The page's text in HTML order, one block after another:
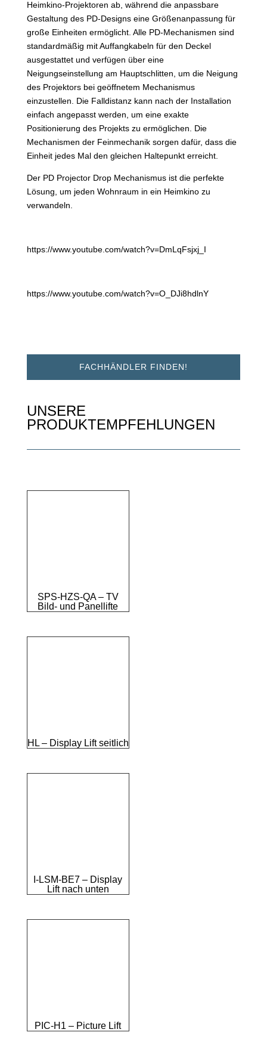
Heimkino-Projektoren ab, während die anpassbare
Gestaltung des PD-Designs eine Größenanpassung für
große Einheiten ermöglicht. Alle PD-Mechanismen sind
standardmäßig mit Auffangkabeln für den Deckel
ausgestattet und verfügen über eine
Neigungseinstellung am Hauptschlitten, um die Neigung
des Projektors bei geöffnetem Mechanismus
einzustellen. Die Falldistanz kann nach der Installation
einfach angepasst werden, um eine exakte
Positionierung des Projekts zu ermöglichen. Die
Mechanismen der Feinmechanik sorgen dafür, dass die
Einheit jedes Mal den gleichen Haltepunkt erreicht.
Der PD Projector Drop Mechanismus ist die perfekte
Lösung, um jeden Wohnraum in ein Heimkino zu
verwandeln.
https://www.youtube.com/watch?v=DmLqFsjxj_I
https://www.youtube.com/watch?v=O_DJi8hdlnY
FACHHÄNDLER FINDEN!
UNSERE
PRODUKTEMPFEHLUNGEN
SPS-HZS-QA – TV
Bild- und Panellifte
HL – Display Lift seitlich
I-LSM-BE7 – Display
Lift nach unten
PIC-H1 – Picture Lift